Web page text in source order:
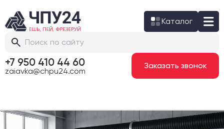
Каталог
+7 950 410 44 60
zaiavka@chpu24.com
Заказать звонок